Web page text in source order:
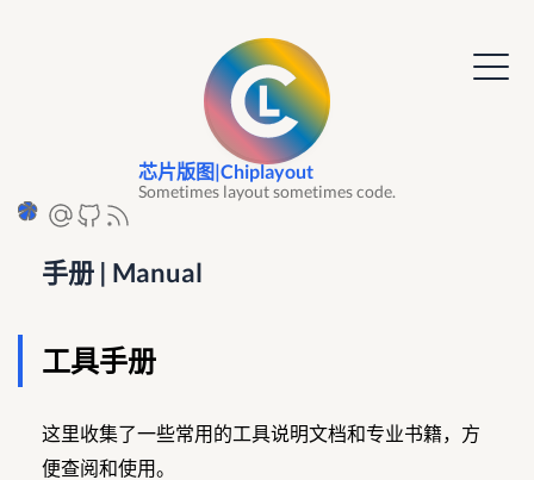
芯片版图|Chiplayout
Sometimes layout sometimes code.
手册 | Manual
工具手册
这里收集了一些常用的工具说明文档和专业书籍，方
便查阅和使用。